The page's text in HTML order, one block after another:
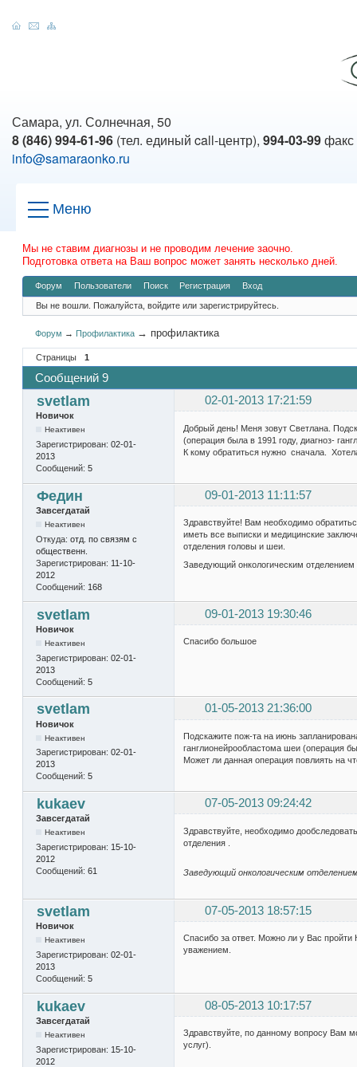
Самара, ул. Солнечная, 50
8 (846) 994-61-96 (тел. единый call-центр), 994-03-99факс
info@samaraonko.ru
Меню
Мы не ставим диагнозы и не проводим лечение заочно.
Подготовка ответа на Ваш вопрос может занять несколько дней.
Форум Пользователи Поиск Регистрация Вход
Вы не вошли. Пожалуйста, войдите или зарегистрируйтесь.
Форум → Профилактика → профилактика
Страницы 1
Сообщений 9
svetlam 02-01-2013 17:21:59
Новичок
Неактивен
Зарегистрирован: 02-01-
2013
Сообщений: 5
Добрый день! Меня зовут Светлана.
(операция была в 1991 году, диагноз-
К кому обратиться нужно сначала.
Федин 09-01-2013 11:11:57
Завсегдатай
Неактивен
Откуда: отд. по связям с
общественн.
Зарегистрирован: 11-10-
2012
Сообщений: 168
Здравствуйте! Вам необходимо
иметь все выписки и медицинские
отделения головы и шеи.
Заведующий онкологическим
svetlam 09-01-2013 19:30:46
Новичок
Неактивен
Зарегистрирован: 02-01-
2013
Сообщений: 5
Спасибо большое
svetlam 01-05-2013 21:36:00
Новичок
Неактивен
Зарегистрирован: 02-01-
2013
Сообщений: 5
Подскажите пож-та на июнь
ганглионейрообластома шеи (операция
Может ли данная операция повлиять на
kukaev 07-05-2013 09:24:42
Завсегдатай
Неактивен
Зарегистрирован: 15-10-
2012
Сообщений: 61
Здравствуйте, необходимо
отделения .
Заведующий онкологическим
svetlam 07-05-2013 18:57:15
Новичок
Неактивен
Зарегистрирован: 02-01-
2013
Сообщений: 5
Спасибо за ответ. Можно ли у Вас
уважением.
kukaev 08-05-2013 10:17:57
Завсегдатай
Неактивен
Зарегистрирован: 15-10-
2012
Здравствуйте, по данному вопросу Вам
услуг).